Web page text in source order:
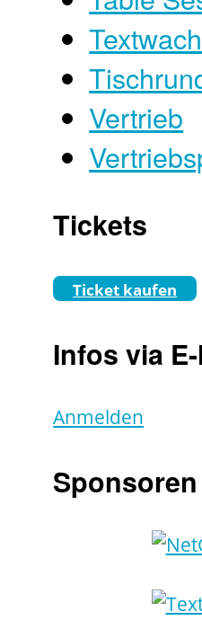
Vertrieb
Tickets
Ticket kaufen
Infos via
Anmelden
Sponsoren